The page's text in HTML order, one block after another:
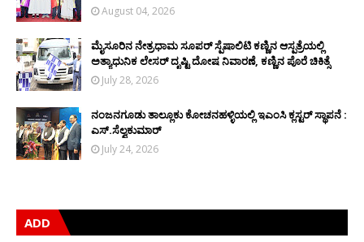
August 04, 2026
ಮೈಸೂರಿನ ನೇತ್ರಧಾಮ ಸೂಪರ್ ಸ್ಪೆಷಾಲಿಟಿ ಕಣ್ಣಿನ ಆಸ್ಪತ್ರೆಯಲ್ಲಿ
ಅತ್ಯಾಧುನಿಕ ಲೇಸರ್ ದೃಷ್ಟಿ ದೋಷ ನಿವಾರಣೆ, ಕಣ್ಣಿನ ಪೊರೆ ಚಿಕಿತ್ಸೆ
July 28, 2026
ನಂಜನಗೂಡು ತಾಲ್ಲೂಕು ಕೋಚನಹಳ್ಳಿಯಲ್ಲಿ ಇಎಂಸಿ ಕ್ಲಸ್ಟರ್ ಸ್ಥಾಪನೆ :
ಎಸ್.ಸೆಲ್ವಕುಮಾರ್
July 24, 2026
ADD